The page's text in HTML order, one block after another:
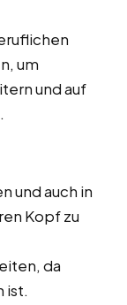
um
und auf
und auch in
Kopf zu
da
ist.